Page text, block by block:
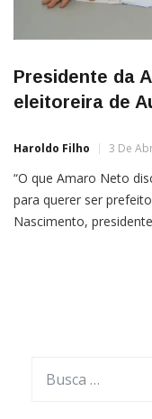
Presidente da
eleitoreira de
Haroldo Filho 3 De
“O que Amaro Neto
para querer ser
Nascimento,